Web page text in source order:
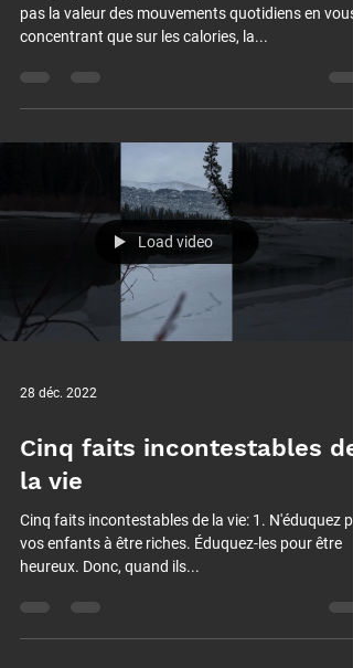
pas la valeur des mouvements quotidiens en vous
concentrant que sur les calories, la...
Load video
28 déc. 2022
Cinq faits incontestables de
la vie
Cinq faits incontestables de la vie: 1. N'éduquez
vos enfants à être riches. Éduquez-les pour être
heureux. Donc, quand ils...